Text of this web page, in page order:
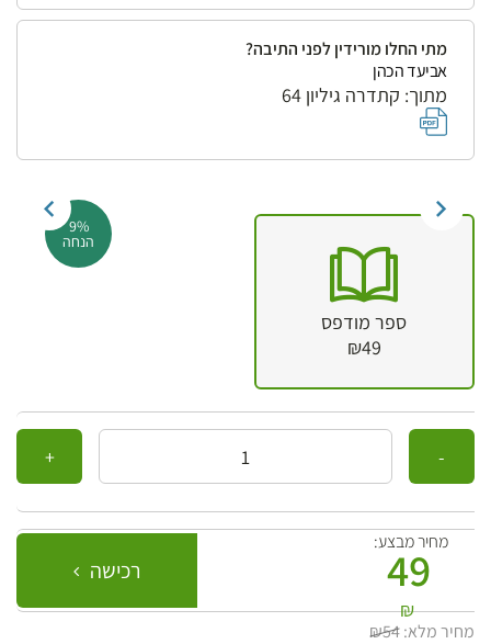
מתי החלו מורידין לפני התיבה?
אביעד הכהן
מתוך: קתדרה גיליון 64
9%
הנחה
ספר מודפס
₪49
כמות
מחיר מבצע:
49
₪
רכישה
מחיר מלא:₪54